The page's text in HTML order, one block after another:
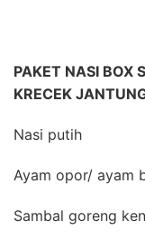
PAKET NASI BOX
KRECEK
Nasi putih
Ayam opor/ ayam
Sambal goreng